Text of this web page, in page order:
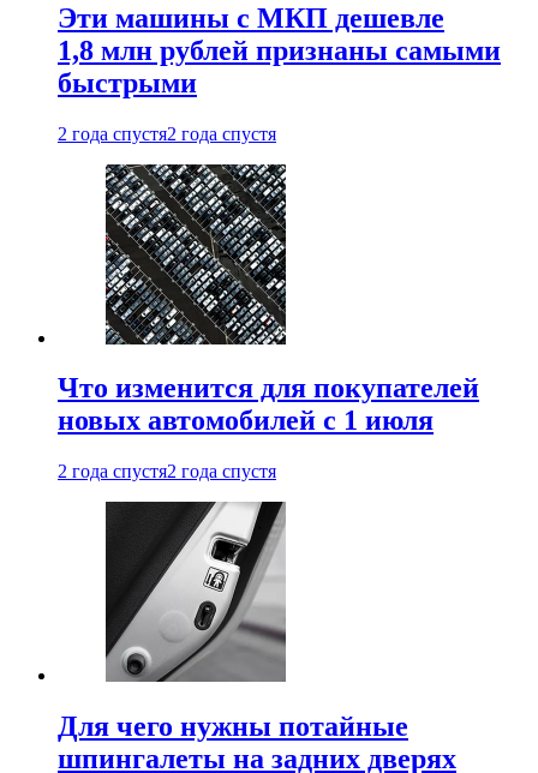
Эти машины с МКП дешевле
1,8 млн рублей признаны самыми
быстрыми
2 года спустя2 года спустя
Что изменится для покупателей
новых автомобилей с 1 июля
2 года спустя2 года спустя
Для чего нужны потайные
шпингалеты на задних дверях